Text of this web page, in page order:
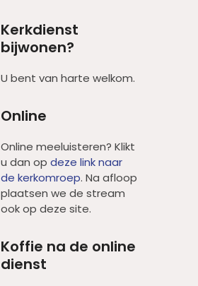
Kerkdienst
bijwonen?
U bent van harte welkom.
Online
Online meeluisteren? Klikt
u dan op deze link naar
de kerkomroep. Na afloop
plaatsen we de stream
ook op deze site.
Koffie na de online
dienst